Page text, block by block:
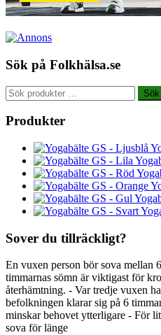
Sök på Folkhälsa.se
Sök
efter:
Sök
Produkter
Sover du tillräckligt?
En vuxen person bör sova mellan
timmarnas sömn är viktigast för
återhämtning. - Var tredje vuxen
befolkningen klarar sig på 6
minskar behovet ytterligare - För
sova för länge